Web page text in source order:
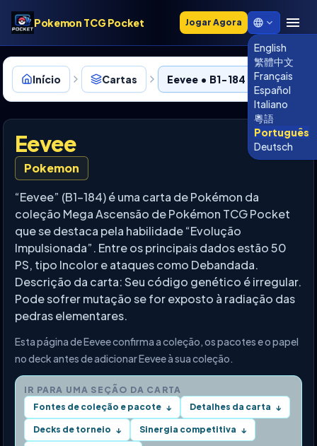
Pokemon TCG Pocket Jogar Agora
English
繁體中文
Français
Español
Italiano
粵語
Português
Deutsch
Início Cartas Eevee • B1-184
Eevee
Pokemon
“Eevee” (B1-184) é uma carta de Pokémon da
coleção Mega Ascensão de Pokémon TCG Pocket
que se destaca pela habilidade “Evolução
Impulsionada”. Entre os principais dados estão 50
PS, tipo Incolor e ataques como Debandada.
Descrição da carta: Seu código genético é irregular.
Pode sofrer mutação se for exposto à radiação das
pedras elementares.
Esta página de Eevee confirma a coleção, os pacotes e o papel
no deck antes de adicionar Eevee à sua coleção.
IR PARA UMA SEÇÃO DA CARTA
Fontes de coleção e pacote ↓ Detalhes da carta ↓
Decks de torneio ↓ Sinergia competitiva ↓